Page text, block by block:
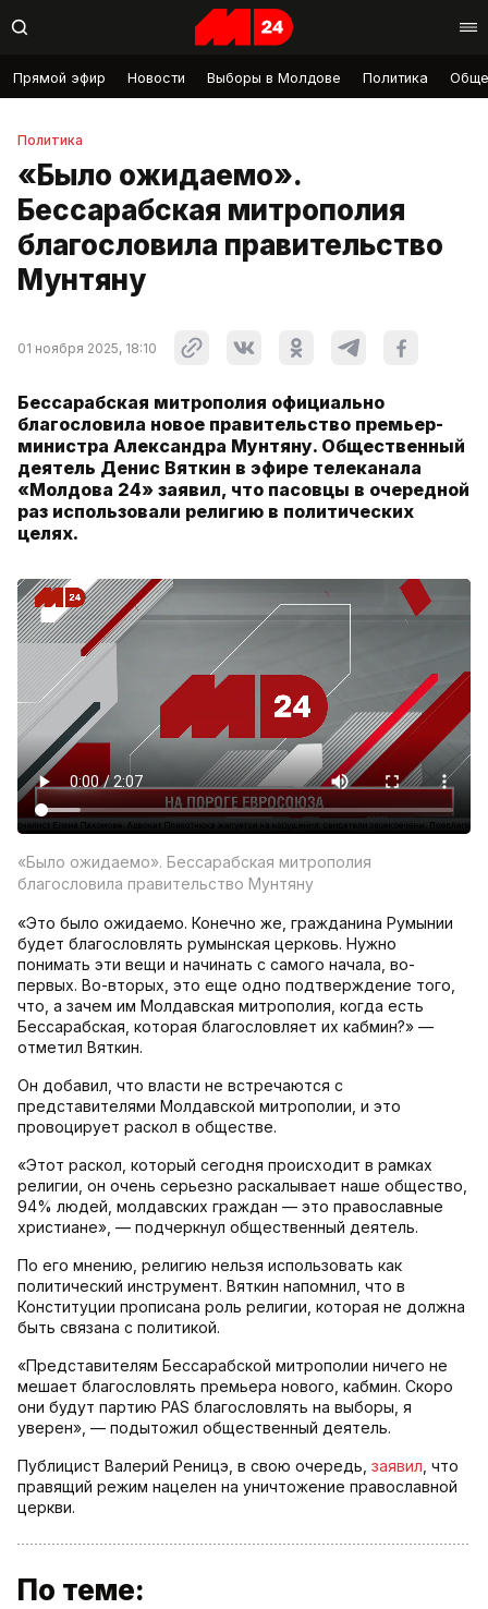
Прямой эфир Новости Выборы в Молдове Политика
Политика
«Было ожидаемо».
Бессарабская митрополия
благословила правительство
Мунтяну
01 ноября 2025, 18:10
Бессарабская митрополия официально
благословила новое правительство премьер-
министра Александра Мунтяну. Общественный
деятель Денис Вяткин в эфире телеканала
«Молдова 24» заявил, что пасовцы в очередной
раз использовали религию в политических
целях.
«Было ожидаемо». Бессарабская митрополия
благословила правительство Мунтяну
«Это было ожидаемо. Конечно же, гражданина Румынии
будет благословлять румынская церковь. Нужно
понимать эти вещи и начинать с самого начала, во-
первых. Во-вторых, это еще одно подтверждение того,
что, а зачем им Молдавская митрополия, когда есть
Бессарабская, которая благословляет их кабмин?» —
отметил Вяткин.
Он добавил, что власти не встречаются с
представителями Молдавской митрополии, и это
провоцирует раскол в обществе.
«Этот раскол, который сегодня происходит в рамках
религии, он очень серьезно раскалывает наше общество,
94% людей, молдавских граждан — это православные
христиане», — подчеркнул общественный деятель.
По его мнению, религию нельзя использовать как
политический инструмент. Вяткин напомнил, что в
Конституции прописана роль религии, которая не должна
быть связана с политикой.
«Представителям Бессарабской митрополии ничего не
мешает благословлять премьера нового, кабмин. Скоро
они будут партию PAS благословлять на выборы, я
уверен», — подытожил общественный деятель.
Публицист Валерий Реницэ, в свою очередь, заявил , что
правящий режим нацелен на уничтожение православной
церкви.
По теме: